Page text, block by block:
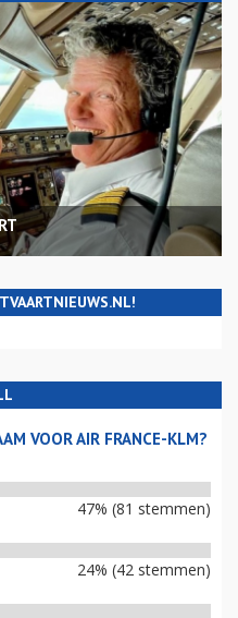
VOOR AIR FRANCE-KLM?
47% (81 stemmen)
24% (42 stemmen)